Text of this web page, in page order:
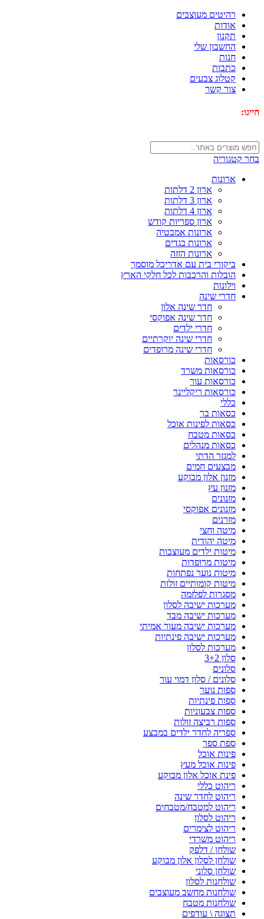
רהיטים מעוצבים
אודות
תקנון
החשבון שלי
חנות
כתבות
קטלוג צבעים
צור קשר
חייגו:
בחר קטגוריה
ארונות
ארון 2 דלתות
ארון 3 דלתות
ארון 4 דלתות
ארון ספריות קודש
ארונות אמבטיה
ארונות בגדים
ארונות הזזה
ביקורי בית עם אדריכל מוסמך
הובלות והרכבות לכל חלקי הארץ
וילונות
חדרי שינה
חדר שינה אלון
חדר שינה אפוקסי
חדרי ילדים
חדרי שינה יוקרתיים
חדרי שינה מרופדים
כורסאות
כורסאות משרד
כורסאות עור
כורסאות ריקליינר
כללי
כסאות בר
כסאות לפינות אוכל
כסאות מטבח
כסאות מנהלים
למגזר הדתי
מבצעים חמים
מזנון אלון מבוקע
מזנון עץ
מזנונים
מזנונים אפוקסי
מזרנים
מיטה וחצי
מיטה יהודית
מיטות ילדים מעוצבות
מיטות מרופדות
מיטות נוער נפתחות
מיטות קומותיים זולות
מסגרות לפלזמה
מערכות ישיבה לסלון
מערכות ישיבה מבד
מערכות ישיבה מעור אמיתי
מערכות ישיבה פינתיות
מערכות לסלון
סלון 3+2
סלונים
סלונים / סלון דמוי עור
ספות נוער
ספות פינתיות
ספות צבעוניות
ספות רביצה זולות
ספריה לחדר ילדים במבצע
ספת ספר
פינות אוכל
פינות אוכל מעץ
פינת אוכל אלון מבוקע
ריהוט כללי
ריהוט לחדר שינה
ריהוט למטבח/מטבחים
ריהוט לסלון
ריהוט לצימרים
ריהוט משרדי
שולחן / דלפק
שולחן לסלון אלון מבוקע
שולחן סלוני
שולחנות לסלון
שולחנות מחשב מעוצבים
שולחנות מטבח
תצוגה \ עודפים